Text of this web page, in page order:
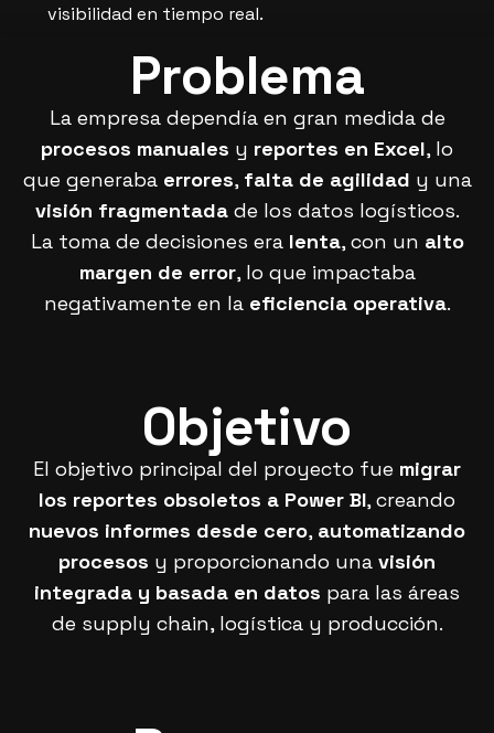
visibilidad en tiempo real.
Problema
La empresa dependía en gran medida de
procesos manuales y reportes en Excel, lo
que generaba errores, falta de agilidad y una
visión fragmentadade los datos logísticos.
La toma de decisiones era lenta, con un alto
margen de error, lo que impactaba
negativamente en la eficiencia operativa.
Objetivo
El objetivo principal del proyecto fue migrar
los reportes obsoletos a Power BI, creando
nuevos informes desde cero, automatizando
procesos y proporcionando una visión
integrada y basada en datos para las áreas
de supply chain, logística y producción.